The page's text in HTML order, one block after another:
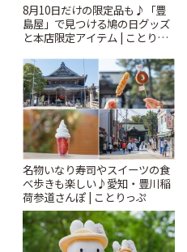
8月10日だけの限定品も♪「豊
島屋」で見つける鳩の日グッズ
と本店限定アイテム | ことりっ
名物いなり寿司やスイーツの食
べ歩きも楽しい♪愛知・豊川稲
荷参道さんぽ | ことりっぷ